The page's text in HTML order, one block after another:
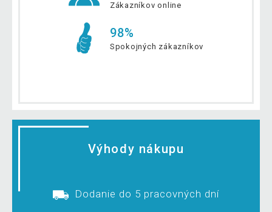
Zákazníkov online
98%
Spokojných zákazníkov
Výhody nákupu
Dodanie do 5 pracovných dní